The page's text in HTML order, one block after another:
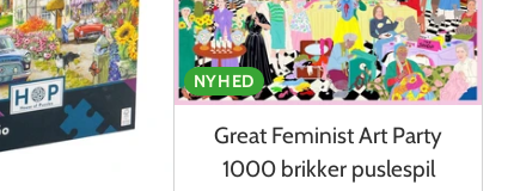
NYHED
Great Feminist Art Party
1000 brikker puslespil